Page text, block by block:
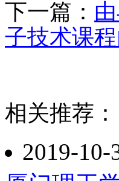
下一篇：
子技术课
相关推荐：
2019-10-